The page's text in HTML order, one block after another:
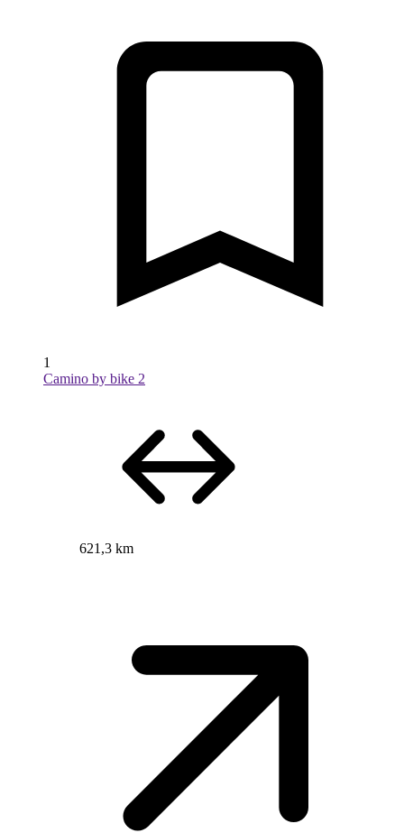
1
Camino by bike 2
621,3 km